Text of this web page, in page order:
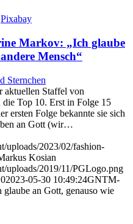
Pixabay
Markov: „Ich glaube
Mensch“
Sternchen
aktuellen Staffel von
Top 10. Erst in Folge 15
ersten Folge bekannte sie sich
an Gott (wir…
uploads/2023/02/fashion-
Kosian
uploads/2019/11/PGLogo.png
2023-05-30 10:49:24GNTM-
an Gott, genauso wie